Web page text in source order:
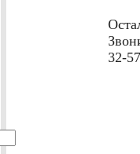
32-